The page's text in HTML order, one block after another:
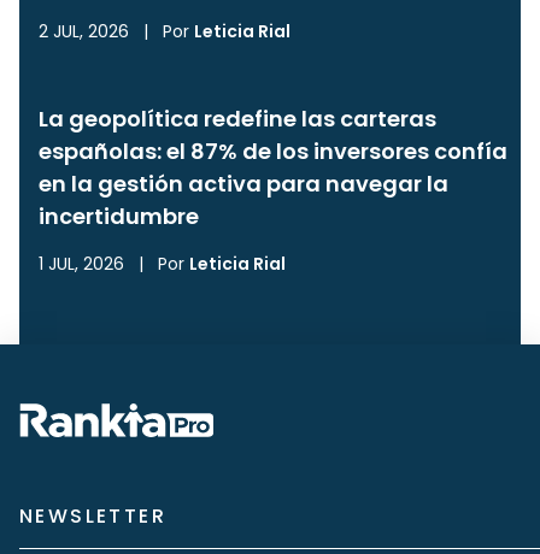
2 JUL, 2026 | Por Leticia Rial
La geopolítica redefine las carteras
españolas: el 87% de los inversores confía
en la gestión activa para navegar la
incertidumbre
1 JUL, 2026 | Por Leticia Rial
NEWSLETTER